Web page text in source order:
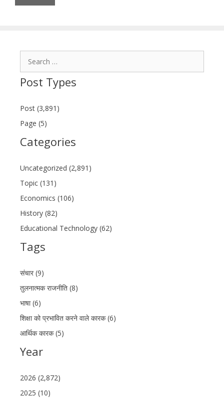
Post Types
Post (3,891)
Page (5)
Categories
Uncategorized (2,891)
Topic (131)
Economics (106)
History (82)
Educational Technology (62)
Tags
संचार (9)
तुलनात्मक राजनीति (8)
भाषा (6)
शिक्षा को प्रभावित करने वाले कारक (6)
आर्थिक कारक (5)
Year
2026 (2,872)
2025 (10)